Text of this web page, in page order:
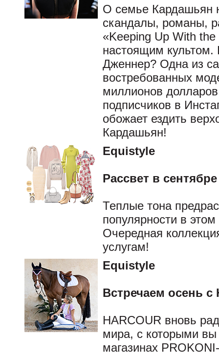
О семье Кардашьян
скандалы, романы,
«Keeping Up With
настоящим
Дженнер? Одна из
востребованных
миллионов
подписчиков в
обожает ездить
Кардашьян!
Equistyle
Рассвет в сентябре
Теплые тона
популярности в
Очередная
услугам!
Equistyle
Встречаем осень с
HARCOUR вновь
мира, с которыми
магазинах